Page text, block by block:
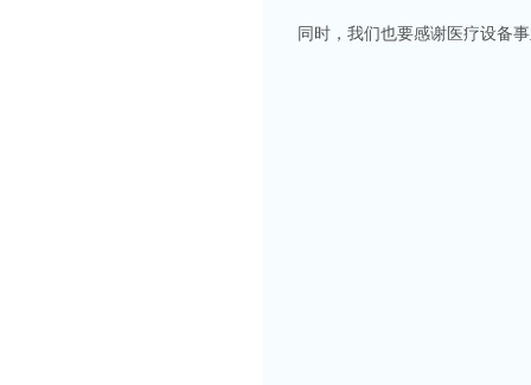
同时，我们也要感谢医疗设备